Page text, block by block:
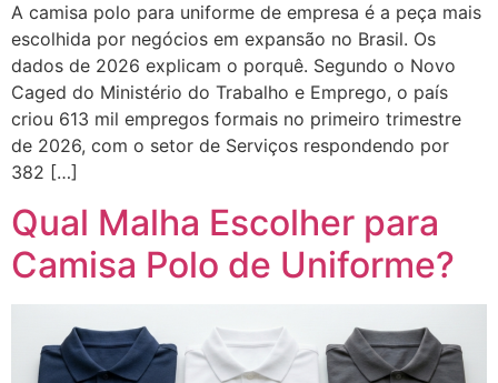
A camisa polo para uniforme de empresa é a peça mais
escolhida por negócios em expansão no Brasil. Os
dados de 2026 explicam o porquê. Segundo o Novo
Caged do Ministério do Trabalho e Emprego, o país
criou 613 mil empregos formais no primeiro trimestre
de 2026, com o setor de Serviços respondendo por
382 […]
Qual Malha Escolher para
Camisa Polo de Uniforme?